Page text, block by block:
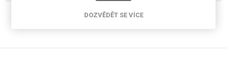
DOZVĚDĚT SE VÍCE